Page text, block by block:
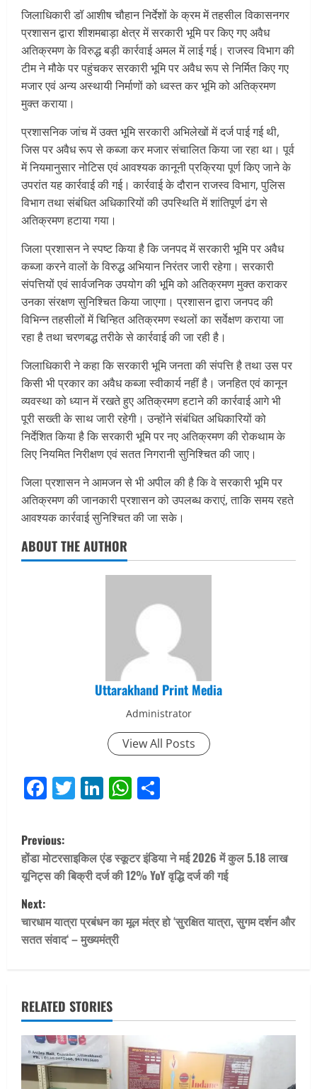
जिलाधिकारी डॉ आशीष चौहान निर्देशों के क्रम में तहसील विकासनगर
प्रशासन द्वारा शीशमबाड़ा क्षेत्र में सरकारी भूमि पर किए गए अवैध
अतिक्रमण के विरुद्ध बड़ी कार्रवाई अमल में लाई गई। राजस्व विभाग की
टीम ने मौके पर पहुंचकर सरकारी भूमि पर अवैध रूप से निर्मित किए गए
मजार एवं अन्य अस्थायी निर्माणों को ध्वस्त कर भूमि को अतिक्रमण
मुक्त कराया।
प्रशासनिक जांच में उक्त भूमि सरकारी अभिलेखों में दर्ज पाई गई थी,
जिस पर अवैध रूप से कब्जा कर मजार संचालित किया जा रहा था। पूर्व
में नियमानुसार नोटिस एवं आवश्यक कानूनी प्रक्रिया पूर्ण किए जाने के
उपरांत यह कार्रवाई की गई। कार्रवाई के दौरान राजस्व विभाग, पुलिस
विभाग तथा संबंधित अधिकारियों की उपस्थिति में शांतिपूर्ण ढंग से
अतिक्रमण हटाया गया।
जिला प्रशासन ने स्पष्ट किया है कि जनपद में सरकारी भूमि पर अवैध
कब्जा करने वालों के विरुद्ध अभियान निरंतर जारी रहेगा। सरकारी
संपत्तियों एवं सार्वजनिक उपयोग की भूमि को अतिक्रमण मुक्त कराकर
उनका संरक्षण सुनिश्चित किया जाएगा। प्रशासन द्वारा जनपद की
विभिन्न तहसीलों में चिन्हित अतिक्रमण स्थलों का सर्वेक्षण कराया जा
रहा है तथा चरणबद्ध तरीके से कार्रवाई की जा रही है।
जिलाधिकारी ने कहा कि सरकारी भूमि जनता की संपत्ति है तथा उस पर
किसी भी प्रकार का अवैध कब्जा स्वीकार्य नहीं है। जनहित एवं कानून
व्यवस्था को ध्यान में रखते हुए अतिक्रमण हटाने की कार्रवाई आगे भी
पूरी सख्ती के साथ जारी रहेगी। उन्होंने संबंधित अधिकारियों को
निर्देशित किया है कि सरकारी भूमि पर नए अतिक्रमण की रोकथाम के
लिए नियमित निरीक्षण एवं सतत निगरानी सुनिश्चित की जाए।
जिला प्रशासन ने आमजन से भी अपील की है कि वे सरकारी भूमि पर
अतिक्रमण की जानकारी प्रशासन को उपलब्ध कराएं, ताकि समय रहते
आवश्यक कार्रवाई सुनिश्चित की जा सके।
ABOUT THE AUTHOR
Uttarakhand Print Media
Administrator
View All Posts
Facebook
Twitter
LinkedIn
WhatsApp
P
o
s
t
n
v
i
g
Previous:
होंडा मोटरसाइकिल एंड स्कूटर इंडिया ने मई 2026 में कुल 5.18 लाख
यूनिट्स की बिक्री दर्ज की 12% YoY वृद्धि दर्ज की गई
Next:
चारधाम यात्रा प्रबंधन का मूल मंत्र हो ‘सुरक्षित यात्रा, सुगम दर्शन और
सतत संवाद‘ – मुख्यमंत्री
RELATED STORIES